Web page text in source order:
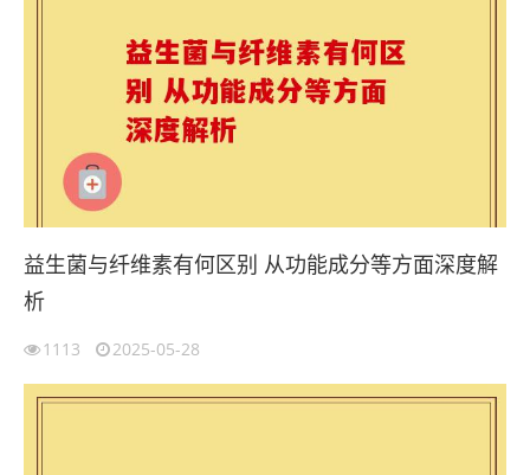
益生菌与纤维素有何区别 从功能成分等方面深度解
析
1113 2025-05-28